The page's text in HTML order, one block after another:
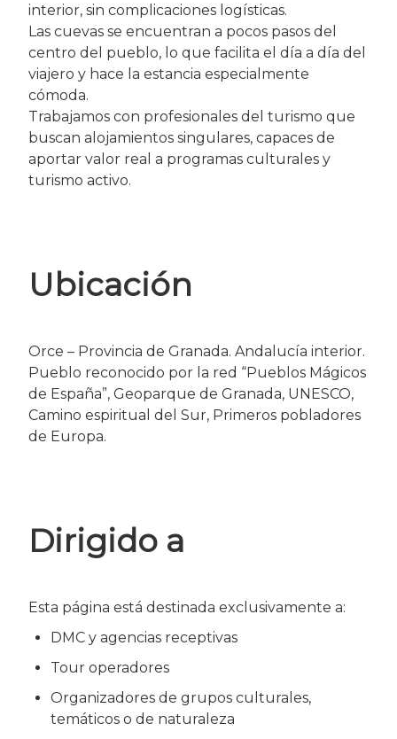
interior, sin complicaciones logísticas.
Las cuevas se encuentran a pocos pasos del
centro del pueblo, lo que facilita el día a día del
viajero y hace la estancia especialmente
cómoda.
Trabajamos con profesionales del turismo que
buscan alojamientos singulares, capaces de
aportar valor real a programas culturales y
turismo activo.
Ubicación
Orce – Provincia de Granada. Andalucía interior.
Pueblo reconocido por la red “Pueblos Mágicos
de España”, Geoparque de Granada, UNESCO,
Camino espiritual del Sur, Primeros pobladores
de Europa.
Dirigido a
Esta página está destinada exclusivamente a:
DMC y agencias receptivas
Tour operadores
Organizadores de grupos culturales,
temáticos o de naturaleza